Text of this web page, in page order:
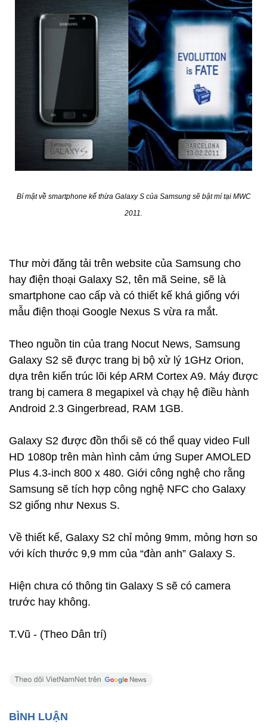
Bí mật về smartphone kế thừa Galaxy S của Samsung sẽ bật mí tại MWC
2011.
Thư mời đăng tải trên website của Samsung cho
hay điện thoại Galaxy S2, tên mã Seine, sẽ là
smartphone cao cấp và có thiết kế khá giống với
mẫu điện thoại Google Nexus S vừa ra mắt.
Theo nguồn tin của trang Nocut News, Samsung
Galaxy S2 sẽ được trang bị bộ xử lý 1GHz Orion,
dựa trên kiến trúc lõi kép ARM Cortex A9. Máy được
trang bị camera 8 megapixel và chạy hệ điều hành
Android 2.3 Gingerbread, RAM 1GB.
Galaxy S2 được đồn thổi sẽ có thể quay video Full
HD 1080p trên màn hình cảm ứng Super AMOLED
Plus 4.3-inch 800 x 480. Giới công nghệ cho rằng
Samsung sẽ tích hợp công nghệ NFC cho Galaxy
S2 giống như Nexus S.
Về thiết kế, Galaxy S2 chỉ mỏng 9mm, mỏng hơn so
với kích thước 9,9 mm của “đàn anh” Galaxy S.
Hiện chưa có thông tin Galaxy S sẽ có camera
trước hay không.
T.Vũ - (Theo Dân trí)